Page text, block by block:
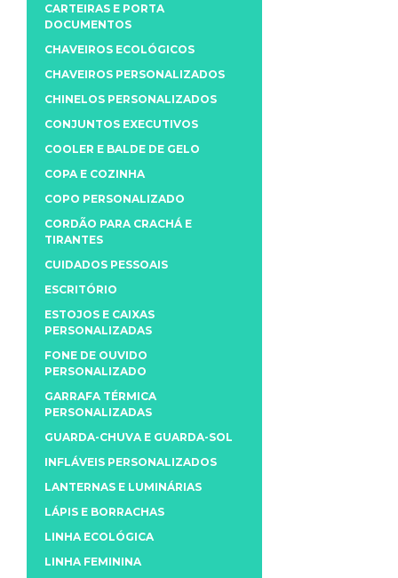
CARTEIRAS E PORTA
DOCUMENTOS
CHAVEIROS ECOLÓGICOS
CHAVEIROS PERSONALIZADOS
CHINELOS PERSONALIZADOS
CONJUNTOS EXECUTIVOS
COOLER E BALDE DE GELO
COPA E COZINHA
COPO PERSONALIZADO
CORDÃO PARA CRACHÁ E
TIRANTES
CUIDADOS PESSOAIS
ESCRITÓRIO
ESTOJOS E CAIXAS
PERSONALIZADAS
FONE DE OUVIDO
PERSONALIZADO
GARRAFA TÉRMICA
PERSONALIZADAS
GUARDA-CHUVA E GUARDA-SOL
INFLÁVEIS PERSONALIZADOS
LANTERNAS E LUMINÁRIAS
LÁPIS E BORRACHAS
LINHA ECOLÓGICA
LINHA FEMININA